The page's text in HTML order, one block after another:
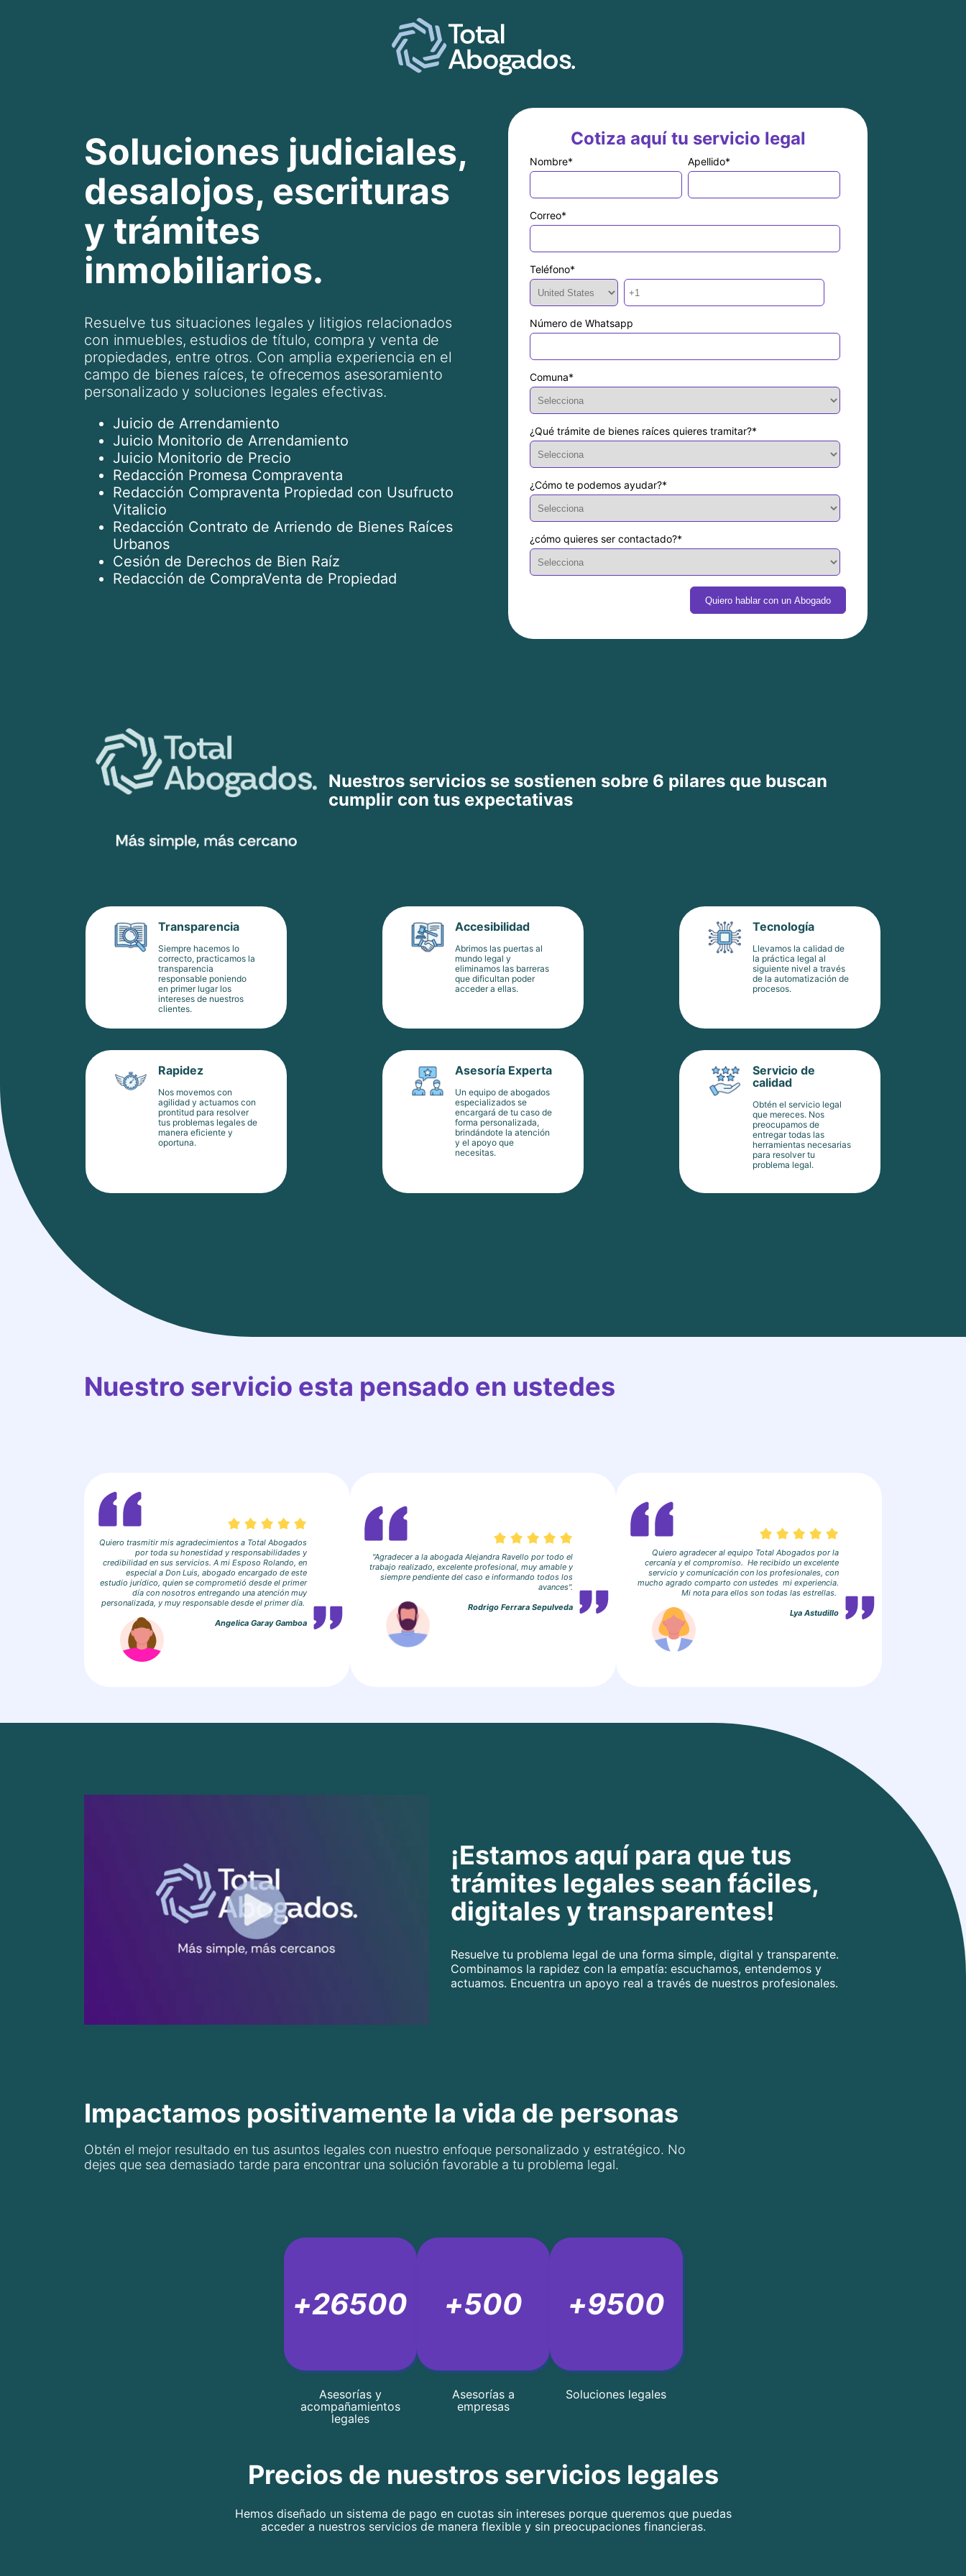
Soluciones judiciales,
desalojos, escrituras
y trámites
inmobiliarios.
Resuelve tus situaciones legales y litigios relacionados
con inmuebles, estudios de título, compra y venta de
propiedades, entre otros. Con amplia experiencia en el
campo de bienes raíces, te ofrecemos asesoramiento
personalizado y soluciones legales efectivas.
Juicio de Arrendamiento
Juicio Monitorio de Arrendamiento
Juicio Monitorio de Precio
Redacción Promesa Compraventa
Redacción Compraventa Propiedad con Usufructo
Vitalicio
Redacción Contrato de Arriendo de Bienes Raíces
Urbanos
Cesión de Derechos de Bien Raíz
Redacción de CompraVenta de Propiedad
Cotiza aquí tu servicio legal
Nombre* Apellido*
Correo*
Teléfono*
Número de Whatsapp
Comuna*
¿Qué trámite de bienes raíces quieres tramitar?*
¿Cómo te podemos ayudar?*
¿cómo quieres ser contactado?*
Nuestros servicios se sostienen sobre 6 pilares que buscan
cumplir con tus expectativas
Transparencia
Siempre hacemos lo
correcto, practicamos la
transparencia
responsable poniendo
en primer lugar los
intereses de nuestros
clientes.
Accesibilidad
Abrimos las puertas al
mundo legal y
eliminamos las barreras
que dificultan poder
acceder a ellas.
Tecnología
Llevamos la calidad de
la práctica legal al
siguiente nivel a través
de la automatización de
procesos.
Rapidez
Nos movemos con
agilidad y actuamos con
prontitud para resolver
tus problemas legales de
manera eficiente y
oportuna.
Asesoría Experta
Un equipo de abogados
especializados se
encargará de tu caso de
forma personalizada,
brindándote la atención
y el apoyo que
necesitas.
Servicio de
calidad
Obtén el servicio legal
que mereces. Nos
preocupamos de
entregar todas las
herramientas necesarias
para resolver tu
problema legal.
Nuestro servicio esta pensado en ustedes
Quiero trasmitir mis agradecimientos a Total Abogados
por toda su honestidad y responsabilidades y
credibilidad en sus servicios. A mi Esposo Rolando, en
especial a Don Luis, abogado encargado de este
estudio jurídico, quien se comprometió desde el primer
día con nosotros entregando una atención muy
personalizada, y muy responsable desde el primer día.
Angelica Garay Gamboa
"Agradecer a la abogada Alejandra Ravello por todo el
trabajo realizado, excelente profesional, muy amable y
siempre pendiente del caso e informando todos los
avances".
Rodrigo Ferrara Sepulveda
Quiero agradecer al equipo Total Abogados por la
cercanía y el compromiso. He recibido un excelente
servicio y comunicación con los profesionales, con
mucho agrado comparto con ustedes mi experiencia.
Mi nota para ellos son todas las estrellas.
Lya Astudillo
¡Estamos aquí para que tus
trámites legales sean fáciles,
digitales y transparentes!
Resuelve tu problema legal de una forma simple, digital y transparente.
Combinamos la rapidez con la empatía: escuchamos, entendemos y
actuamos. Encuentra un apoyo real a través de nuestros profesionales.
Impactamos positivamente la vida de personas
Obtén el mejor resultado en tus asuntos legales con nuestro enfoque personalizado y estratégico. No
dejes que sea demasiado tarde para encontrar una solución favorable a tu problema legal.
+26500
Asesorías y
acompañamientos
legales
+500
Asesorías a
empresas
+9500
Soluciones legales
Precios de nuestros servicios legales
Hemos diseñado un sistema de pago en cuotas sin intereses porque queremos que puedas
acceder a nuestros servicios de manera flexible y sin preocupaciones financieras.